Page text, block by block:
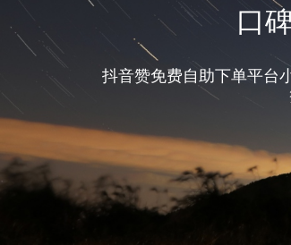
口
抖音赞免费自助下单平台